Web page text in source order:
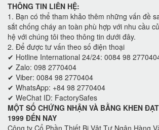
THÔNG TIN LIÊN HỆ:
1. Bạn có thể tham khảo thêm những vấn đề
sắt chống cháy an toàn phù hợp với nhu cầu
hệ với chúng tôi theo thông tin dưới đây.
2. Để được tư vấn theo số điện thoại
✔ Hotline International 24/24: 0084 98
✔ Zalo: 098 2770404
✔ Viber: 0084 98 2770404
✔ WhatsApp: +84 98 2770404
✔ WeChat ID: FactorySafes
MỘT SỐ CHỨNG NHẬN VÀ BẰNG KHEN
1999 ĐẾN NAY
Công ty Cổ Phần Thiết Bị Vật Tư Ngân Hàng